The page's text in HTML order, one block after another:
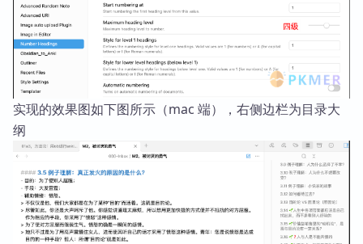
实现的效果图如下图所示（mac 端），右侧边栏为目录大
纲